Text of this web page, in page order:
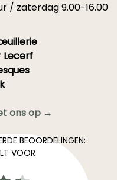
/ zaterdag 9.00-16.00
Lecerf
ons op →
BEOORDELINGEN:
VOOR